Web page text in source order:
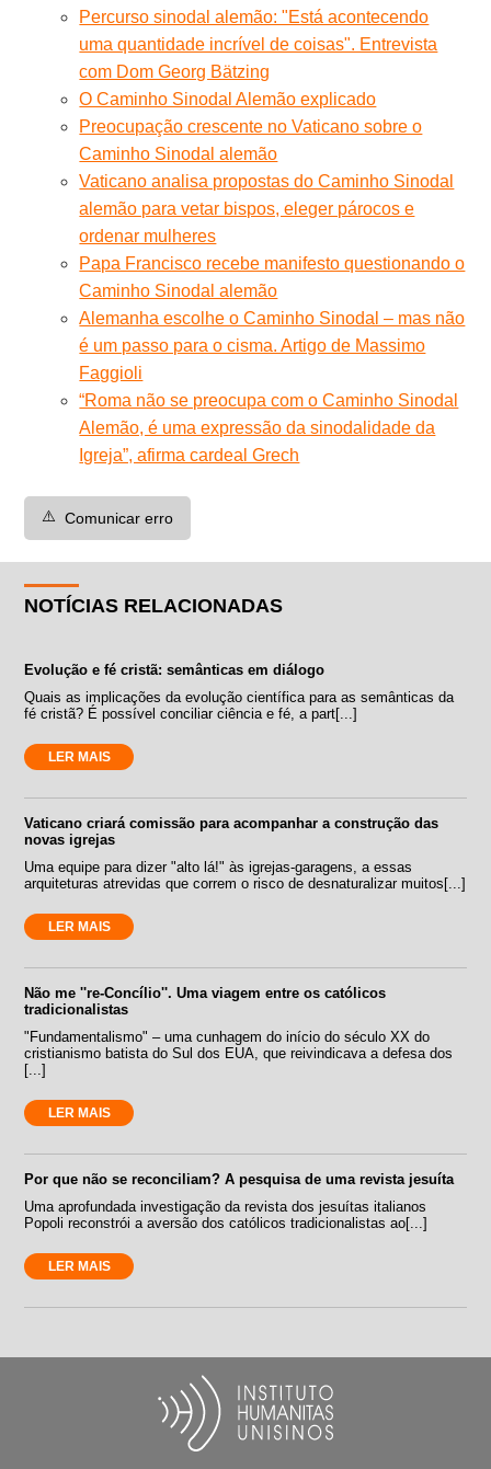
Percurso sinodal alemão: "Está acontecendo
uma quantidade incrível de coisas". Entrevista
com Dom Georg Bätzing
O Caminho Sinodal Alemão explicado
Preocupação crescente no Vaticano sobre o
Caminho Sinodal alemão
Vaticano analisa propostas do Caminho Sinodal
alemão para vetar bispos, eleger párocos e
ordenar mulheres
Papa Francisco recebe manifesto questionando o
Caminho Sinodal alemão
Alemanha escolhe o Caminho Sinodal – mas não
é um passo para o cisma. Artigo de Massimo
Faggioli
“Roma não se preocupa com o Caminho Sinodal
Alemão, é uma expressão da sinodalidade da
Igreja”, afirma cardeal Grech
⚠️ Comunicar erro
NOTÍCIAS RELACIONADAS
Evolução e fé cristã: semânticas em diálogo
Quais as implicações da evolução científica para as semânticas da
fé cristã? É possível conciliar ciência e fé, a part[...]
LER MAIS
Vaticano criará comissão para acompanhar a construção das
novas igrejas
Uma equipe para dizer "alto lá!" às igrejas-garagens, a essas
arquiteturas atrevidas que correm o risco de desnaturalizar muitos[...]
LER MAIS
Não me ''re-Concílio''. Uma viagem entre os católicos
tradicionalistas
"Fundamentalismo" – uma cunhagem do início do século XX do
cristianismo batista do Sul dos EUA, que reivindicava a defesa dos
[...]
LER MAIS
Por que não se reconciliam? A pesquisa de uma revista jesuíta
Uma aprofundada investigação da revista dos jesuítas italianos
Popoli reconstrói a aversão dos católicos tradicionalistas ao[...]
LER MAIS